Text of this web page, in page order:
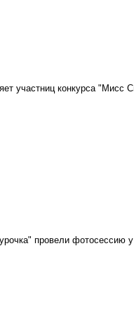
участниц конкурса "Мисс
провели фотосессию